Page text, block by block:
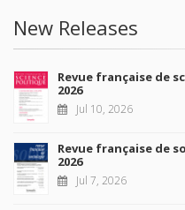
New Releases
Revue française de
2026
Jul 10, 2026
Revue française de
2026
Jul 7, 2026